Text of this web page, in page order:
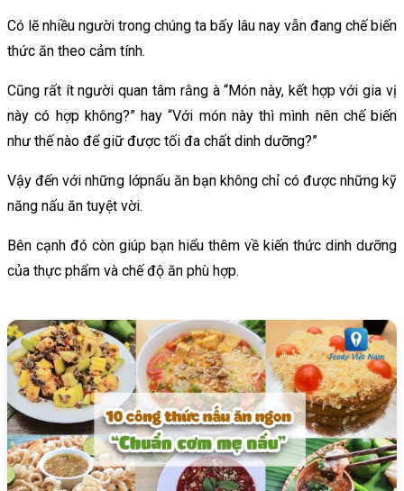
Có lẽ nhiều người trong chúng ta bấy lâu nay vẫn đang chế biến
thức ăn theo cảm tính.
Cũng rất ít người quan tâm rằng à “Món này, kết hợp với gia vị
này có hợp không?” hay “Với món này thì mình nên chế biến
như thế nào để giữ được tối đa chất dinh dưỡng?”
Vậy đến với những lớpnấu ăn bạn không chỉ có được những kỹ
năng nấu ăn tuyệt vời.
Bên cạnh đó còn giúp bạn hiểu thêm về kiến thức dinh dưỡng
của thực phẩm và chế độ ăn phù hợp.